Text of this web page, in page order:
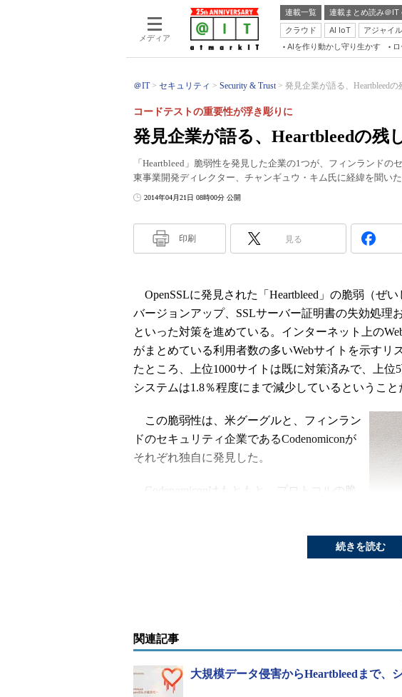
メディア
連載一覧 連載まとめ読み＠IT
クラウド
AI IoT アジャイ
AIを作り動かし守り生かす
＠IT セキュリティ Security & Trust 発見企業が語る、Heartbleed
発見企業が語る、Heartbleedの残
コードテストの重要性が浮き彫りに
「Heartbleed」脆弱性を発見した企業の1つが、フィンランドの
東事業開発ディレクター、チャンギュウ・キム氏に経緯を聞いた
2014年04月21日 08時00分 公開
印刷 見る
OpenSSLに発見された「Heartbleed」の脆弱（ぜ
バージョンアップ、SSLサーバー証明書の失効処理
といった対策を進めている。インターネット上の
がまとめている利用者数の多いWebサイトを示すリ
たところ、上位1000サイトは既に対策済みで、上
システムは1.8％程度にまで減少しているということ
この脆弱性は、米グーグルと、フィンラン
ドのセキュリティ企業であるCodenomiconが
それぞれ独自に発見した。
Codenomiconはもともと、プロトコルの脆
企業だ。同社の極東事業開発ディレクター、
は偶然とのことだ。
HeartbleedはOpenSSLのバージョン1.0.1
／1.0.2系に存在する。Heartbeat拡張の実装に
続きを読む
関連記事
大規模データ侵害からHeartbleedまで、